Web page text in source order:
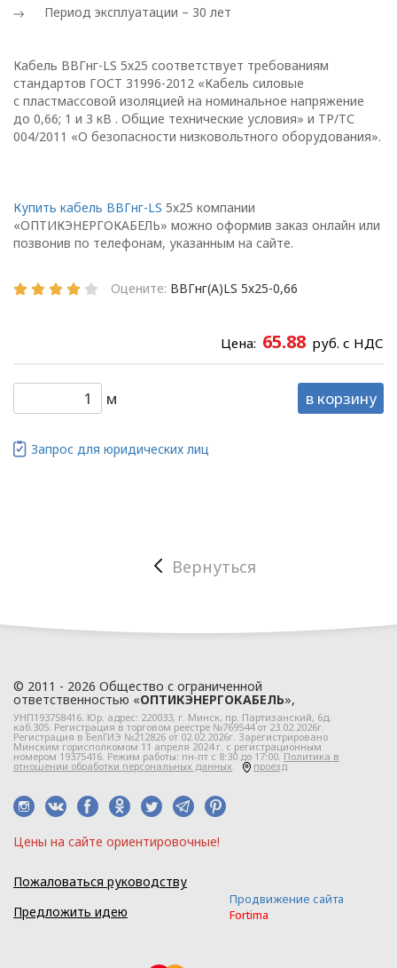
Период эксплуатации – 30 лет
Кабель ВВГнг-LS 5х25 соответствует требованиям
стандартов ГОСТ 31996-2012 «Кабель силовые
с пластмассовой изоляцией на номинальное напряжение
до 0,66; 1 и 3 кВ . Общие технические условия» и ТР/ТС
004/2011 «О безопасности низковольтного оборудования».
Купить кабель ВВГнг-LS 5х25 компании
«ОПТИКЭНЕРГОКАБЕЛЬ» можно оформив заказ онлайн или
позвонив по телефонам, указанным на сайте.
Оцените: ВВГнг(А)LS 5х25-0,66
Цена: 65.88 руб. с НДС
м в корзину
Запрос для юридических лиц
Вернуться
© 2011 - 2026 Общество с ограниченной
ответственностью «ОПТИКЭНЕРГОКАБЕЛЬ»,
УНП193758416. Юр. адрес: 220033, г. Минск, пр. Партизанский, 6д,
каб.305. Регистрация в торговом реестре №769544 от 23.02.2026г.
Регистрация в БелГИЭ №212826 от 02.02.2026г. Зарегистрировано
Минским горисполкомом 11 апреля 2024 г. с регистрационным
номером 19375416. Режим работы: пн-пт с 8:30 до 17:00.Политика в
отношении обработки персональных данных. проезд
Цeны нa caйтe opиeнтиpoвoчные!
Пожаловаться руководству
Предложить идею
Продвижение сайта
Fortima
УТВЕРЖДАЮ
«ОПТИКЭНЕРГОКАБЕЛЬ»
В.А. Прокопчук _________​
г. Минск
Общие
положения
отношении обработки
персональных данных
«ОПТИКЭНЕРГОКАБЕЛЬ»
(далее – Политика)
цели, принципы, способы,
которые обрабатываются
1.2. Политика в
данных разработана с
учетом требований
законодательства
Республики Беларусь,
регулирующего
персональных данных.
1.3. Локальные правовые
обработки и
защиты персональных
данных разрабатываются